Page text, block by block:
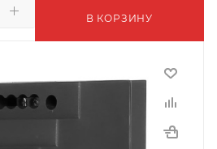
В КОРЗИНУ